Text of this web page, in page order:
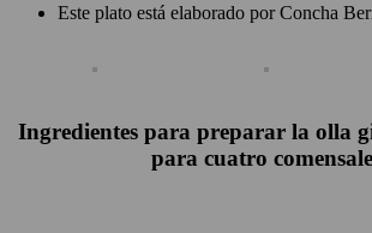
Este plato está elaborado por Concha
Ingredientes para preparar la olla
para cuatro